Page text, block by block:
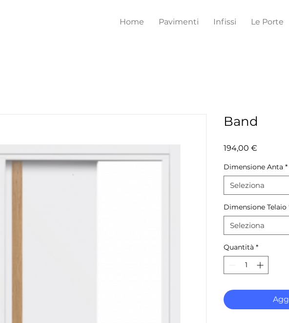
Home Pavimenti Infissi Le Porte
Band
194,00 €
Dimensione Anta *
Seleziona
Dimensione Telaio
Seleziona
Quantità *